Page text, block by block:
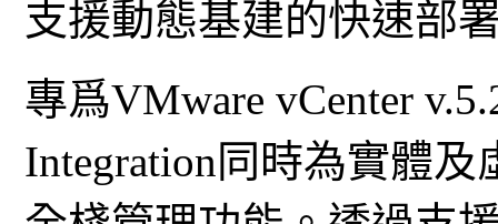
支援動態基建的快速部
專爲VMware vCenter
Integration同時為實體